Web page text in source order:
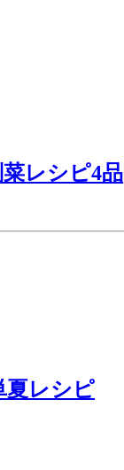
レシピ4品
レシピ